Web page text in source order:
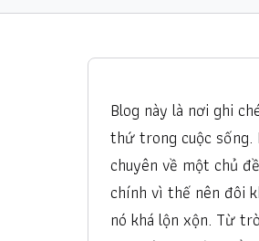
Blog này là nơi ghi
thứ trong cuộc sống.
chuyên về một chủ
chính vì thế nên đôi
nó khá lộn xộn. Từ